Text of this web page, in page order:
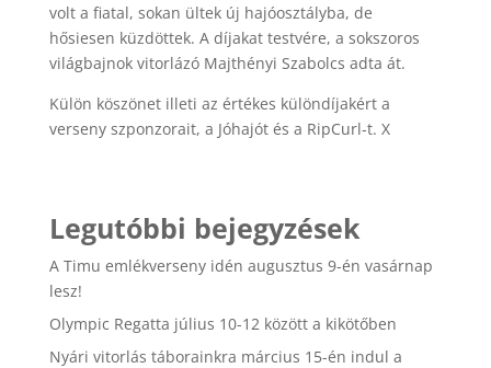
volt a fiatal, sokan ültek új hajóosztályba, de
hősiesen küzdöttek. A díjakat testvére, a sokszoros
világbajnok vitorlázó Majthényi Szabolcs adta át.
Külön köszönet illeti az értékes különdíjakért a
verseny szponzorait, a Jóhajót és a RipCurl-t. X
Legutóbbi bejegyzések
A Timu emlékverseny idén augusztus 9-én vasárnap
lesz!
Olympic Regatta július 10-12 között a kikötőben
Nyári vitorlás táborainkra március 15-én indul a